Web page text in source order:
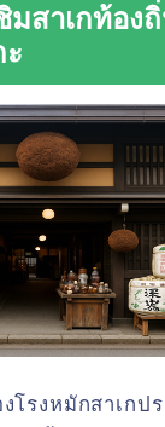
สาเกท้อง
โรงหมักสาเกป